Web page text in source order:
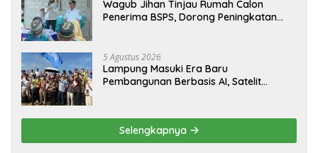
Wagub Jihan Tinjau Rumah Calon
Penerima BSPS, Dorong Peningkatan
5 Agustus 2026
Lampung Masuki Era Baru
Pembangunan Berbasis AI, Satelit
Selengkapnya